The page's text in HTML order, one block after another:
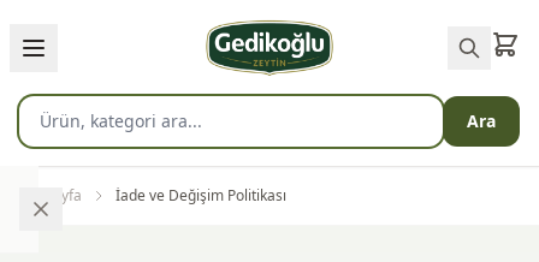
Ara
Anasayfa İade ve Değişim Politikası